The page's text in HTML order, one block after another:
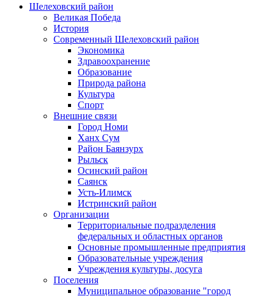
Шелеховский район
Великая Победа
История
Современный Шелеховский район
Экономика
Здравоохранение
Образование
Природа района
Культура
Спорт
Внешние связи
Город Номи
Ханх Сум
Район Баянзурх
Рыльск
Осинский район
Саянск
Усть-Илимск
Истринский район
Организации
Территориальные подразделения
федеральных и областных органов
Основные промышленные предприятия
Образовательные учреждения
Учреждения культуры, досуга
Поселения
Муниципальное образование "город